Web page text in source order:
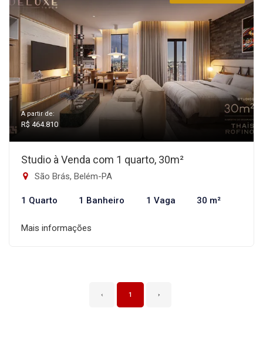
A partir de:
R$ 464.810
Studio à Venda com 1 quarto, 30m²
São Brás, Belém-PA
1 Quarto 1 Banheiro 1 Vaga 30 m²
Mais informações
‹ 1 ›